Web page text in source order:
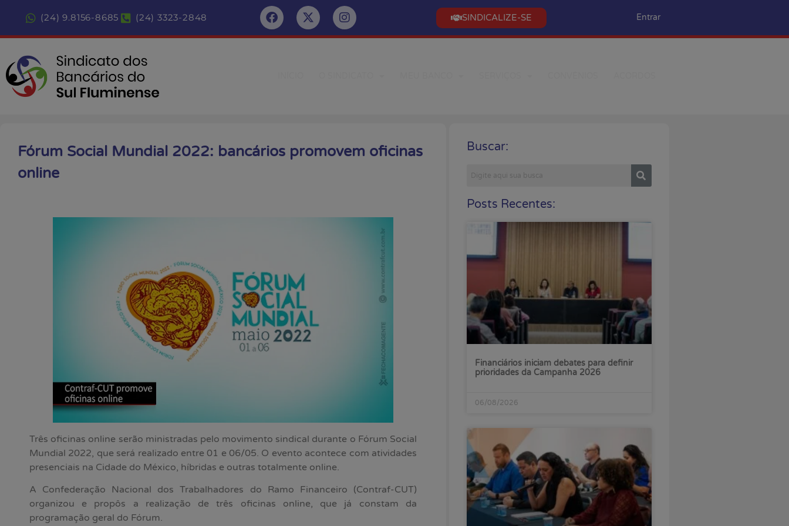
(24) 9.8156-8685 (24) 3323-2848 SINDICALIZE-SE Entrar
Fórum Social Mundial 2022: bancários promovem oficinas
online
Três oficinas online serão ministradas pelo movimento sindical durante o Fórum Social
Mundial 2022, que será realizado entre 01 e 06/05. O evento acontece com atividades
presenciais na Cidade do México, híbridas e outras totalmente online.
A Confederação Nacional dos Trabalhadores do Ramo Financeiro (Contraf-CUT)
organizou e propôs a realização de três oficinas online, que já constam da
programação geral do Fórum.
Buscar:
Posts Recentes:
Financiários iniciam debates para definir
prioridades da Campanha 2026
06/08/2026